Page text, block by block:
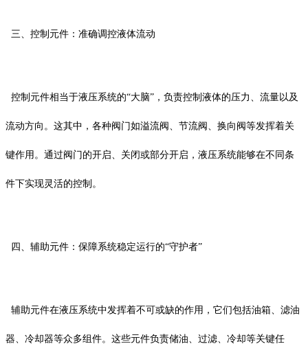
三、控制元件：准确调控液体流动
控制元件相当于液压系统的“大脑”，负责控制液体的压力、流量以及
流动方向。这其中，各种阀门如溢流阀、节流阀、换向阀等发挥着关
键作用。通过阀门的开启、关闭或部分开启，液压系统能够在不同条
件下实现灵活的控制。
四、辅助元件：保障系统稳定运行的“守护者”
辅助元件在液压系统中发挥着不可或缺的作用，它们包括油箱、滤油
器、冷却器等众多组件。这些元件负责储油、过滤、冷却等关键任